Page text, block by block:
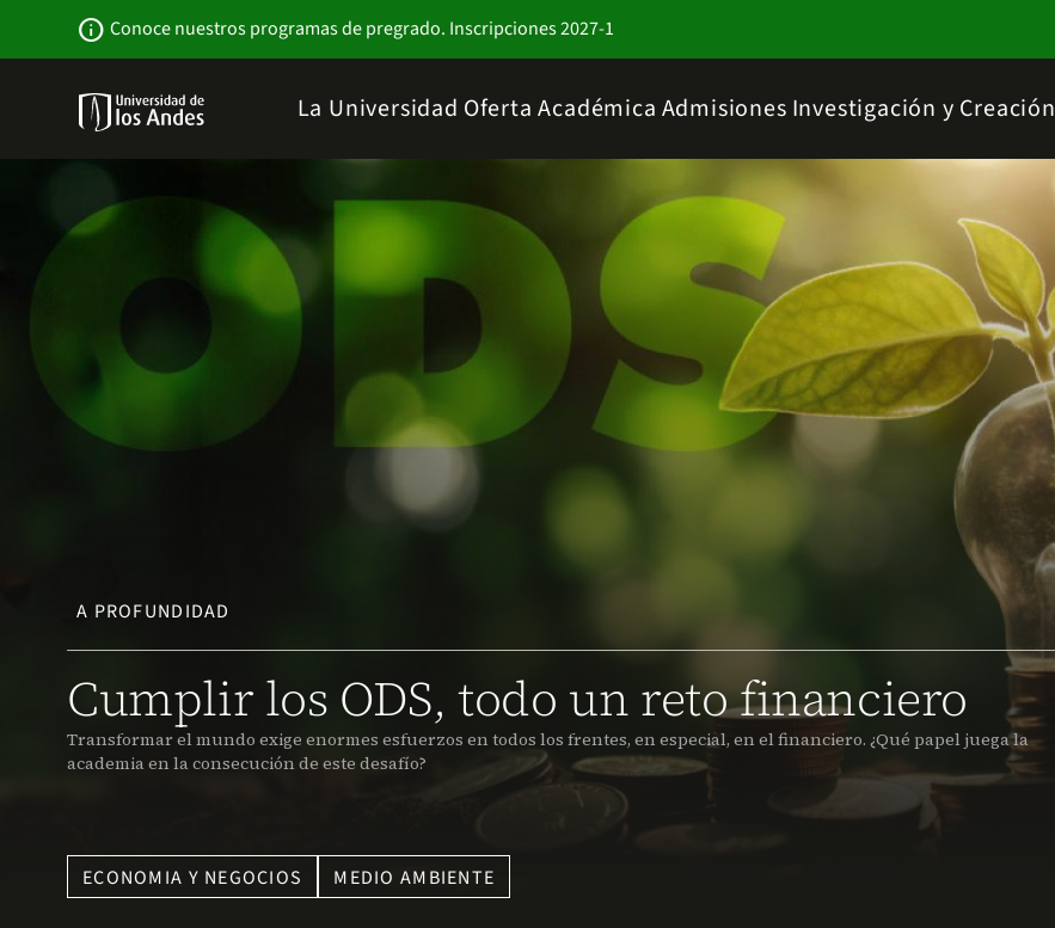
info Conoce nuestros programas de pregrado. Inscripciones 2027-1
La Universidad Oferta Académica Admisiones Investigación y Creación
A PROFUNDIDAD
Cumplir los ODS, todo un reto financiero
Transformar el mundo exige enormes esfuerzos en todos los frentes, en especial, en el financiero. ¿Qué papel juega la
academia en la consecución de este desafío?
ECONOMIA Y NEGOCIOS MEDIO AMBIENTE